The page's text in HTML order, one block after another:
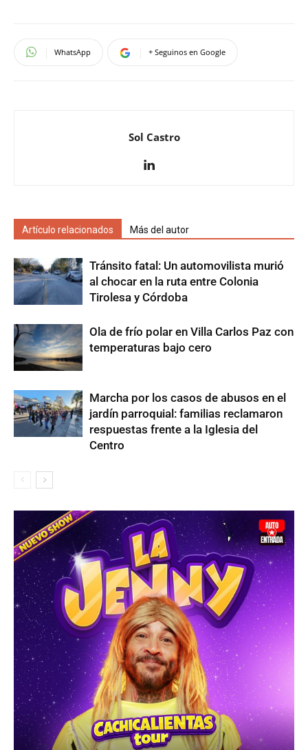
WhatsApp + Seguinos en Google
Sol Castro
Artículo relacionados Más del autor
Tránsito fatal: Un automovilista murió
al chocar en la ruta entre Colonia
Tirolesa y Córdoba
Ola de frío polar en Villa Carlos Paz con
temperaturas bajo cero
Marcha por los casos de abusos en el
jardín parroquial: familias reclamaron
respuestas frente a la Iglesia del
Centro